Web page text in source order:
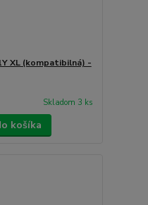
XL (kompatibilná) -
Skladom 3 ks
košíka